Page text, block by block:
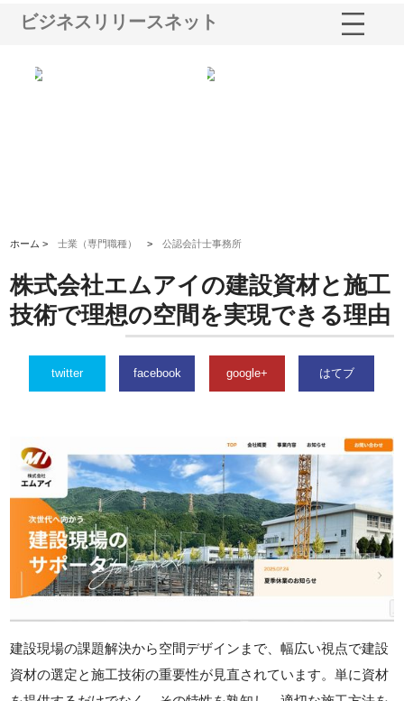
ビジネスリリースネット
ホーム >士業（専門職種） >公認会計士事務所
株式会社エムアイの建設資材と施工
技術で理想の空間を実現できる理由
twitter facebook google+ はてブ
建設現場の課題解決から空間デザインまで、幅広い視点で建設
資材の選定と施工技術の重要性が見直されています。単に資材